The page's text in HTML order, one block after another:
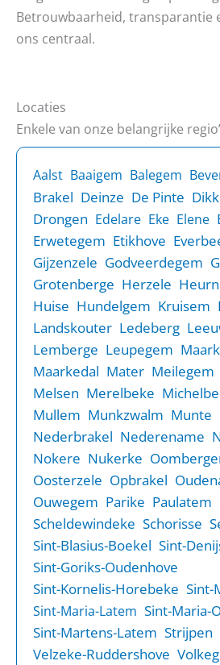
Betrouwbaarheid, transparantie
ons centraal.
Locaties
Enkele van onze belangrijke
Aalst Baaigem Balegem
Brakel Deinze De Pinte
Drongen Edelare Eke Elene
Erwetegem Etikhove
Gijzenzele Godveerdegem
Grotenberge Herzele
Huise Hundelgem Kruisem
Landskouter Ledeberg
Lemberge Leupegem
Maarkedal Mater Meilegem
Melsen Merelbeke
Mullem Munkzwalm Munte
Nederbrakel Nederename
Nokere Nukerke
Oosterzele Opbrakel
Ouwegem Parike Paulatem
Scheldewindeke Schorisse
Sint-Blasius-Boekel Sint-
Sint-Goriks-Oudenhove
Sint-Kornelis-Horebeke Sint-
Sint-Maria-Latem Sint-Maria-
Sint-Martens-Latem Strijpen
Velzeke-Ruddershove